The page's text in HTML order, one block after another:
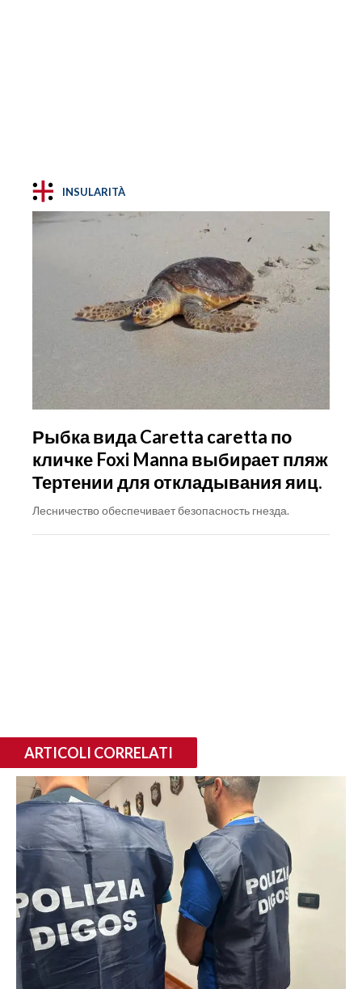
INSULARITÀ
Рыбка вида Caretta caretta по
кличке Foxi Manna выбирает пляж
Тертении для откладывания яиц.
Лесничество обеспечивает безопасность гнезда.
ARTICOLI CORRELATI